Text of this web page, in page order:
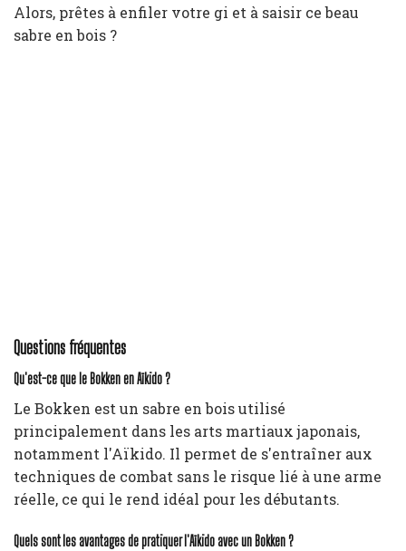
Alors, prêtes à enfiler votre gi et à saisir ce beau
sabre en bois ?
Questions fréquentes
Qu'est-ce que le Bokken en Aïkido ?
Le Bokken est un sabre en bois utilisé
principalement dans les arts martiaux japonais,
notamment l'Aïkido. Il permet de s'entraîner aux
techniques de combat sans le risque lié à une arme
réelle, ce qui le rend idéal pour les débutants.
Quels sont les avantages de pratiquer l'Aïkido avec un Bokken ?